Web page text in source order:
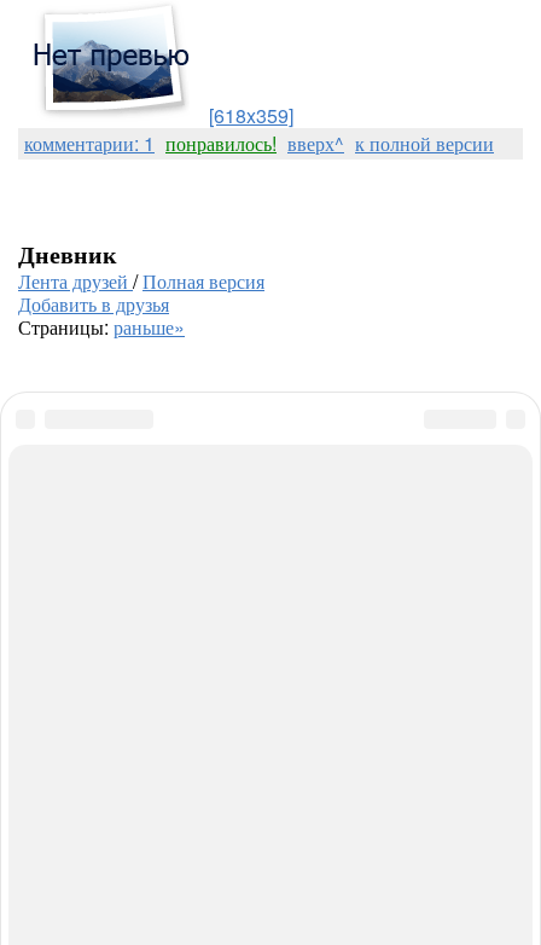
[618x359]
комментарии: 1 понравилось! вверх^ к полной версии
Дневник
Лента друзей /Полная версия
Добавить в друзья
Страницы: раньше»